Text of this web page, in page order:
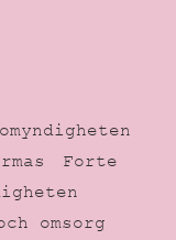
Forte
omsorg